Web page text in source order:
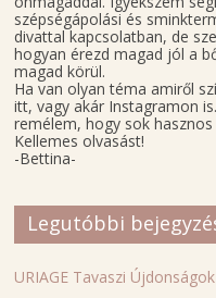
szépségápolási és
divattal kapcsolatban, de
hogyan érezd magad jól a
magad körül.
Ha van olyan téma amiről
itt, vagy akár Instagramon
remélem, hogy sok
Kellemes olvasást!
-Bettina-
Legutóbbi
URIAGE Tavaszi Újdonságok